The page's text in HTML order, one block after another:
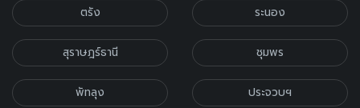
ตรัง ระนอง
สุราษฎร์ธานี ชุมพร
พัทลุง ประจวบฯ